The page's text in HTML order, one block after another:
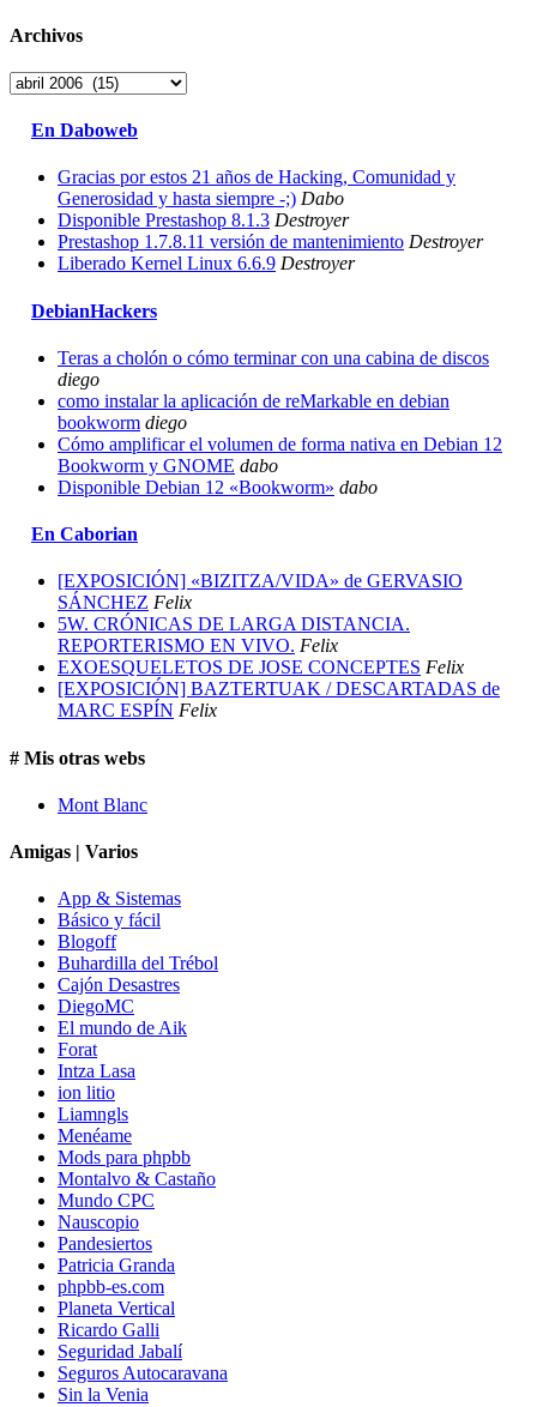
Archivos
Archivos
En Daboweb
Gracias por estos 21 años de Hacking, Comunidad y
Generosidad y hasta siempre -;) Dabo
Disponible Prestashop 8.1.3 Destroyer
Prestashop 1.7.8.11 versión de mantenimiento Destroyer
Liberado Kernel Linux 6.6.9 Destroyer
DebianHackers
Teras a cholón o cómo terminar con una cabina de discos
diego
como instalar la aplicación de reMarkable en debian
bookworm diego
Cómo amplificar el volumen de forma nativa en Debian 12
Bookworm y GNOME dabo
Disponible Debian 12 «Bookworm» dabo
En Caborian
[EXPOSICIÓN] «BIZITZA/VIDA» de GERVASIO
SÁNCHEZ Felix
5W. CRÓNICAS DE LARGA DISTANCIA.
REPORTERISMO EN VIVO. Felix
EXOESQUELETOS DE JOSE CONCEPTES Felix
[EXPOSICIÓN] BAZTERTUAK / DESCARTADAS de
MARC ESPÍN Felix
# Mis otras webs
Mont Blanc
Amigas | Varios
App & Sistemas
Básico y fácil
Blogoff
Buhardilla del Trébol
Cajón Desastres
DiegoMC
El mundo de Aik
Forat
Intza Lasa
ion litio
Liamngls
Menéame
Mods para phpbb
Montalvo & Castaño
Mundo CPC
Nauscopio
Pandesiertos
Patricia Granda
phpbb-es.com
Planeta Vertical
Ricardo Galli
Seguridad Jabalí
Seguros Autocaravana
Sin la Venia